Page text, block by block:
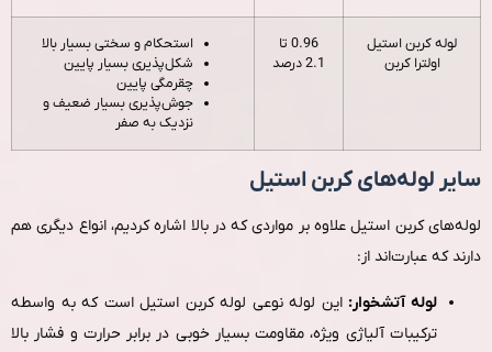
لوله کربن استیل
اولترا کربن
0.96 تا
2.1 درصد
استحکام و سختی بسیار بالا
شکل‌پذیری بسیار پایین
چقرمگی پایین
جوش‌پذیری بسیار ضعیف و
نزدیک به صفر
سایر لوله‌های کربن استیل
لوله‌های کربن استیل علاوه بر مواردی که در بالا اشاره کردیم، انواع دیگری هم
دارند که عبارت‌اند از:
لوله آتشخوار: این لوله نوعی لوله کربن استیل است که به‌ واسطه
ترکیبات آلیاژی ویژه، مقاومت بسیار خوبی در برابر حرارت و فشار بالا